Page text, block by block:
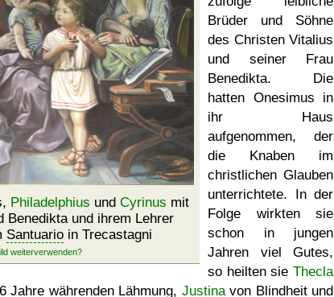
Philadelphius und Cyrinus mit
Benedikta und ihrem Lehrer
Santuario in Trecastagni
Brüder und Söhne
des Christen Vitalius
und seiner Frau
Benedikta. Die
hatten Onesimus in
ihr Haus
aufgenommen, der
die Knaben im
christlichen Glauben
unterrichtete. In der
Folge wirkten sie
schon in jungen
Jahren viel Gutes,
so heilten sie Thecla
Jahre währenden Lähmung, Justinavon Blindheit und